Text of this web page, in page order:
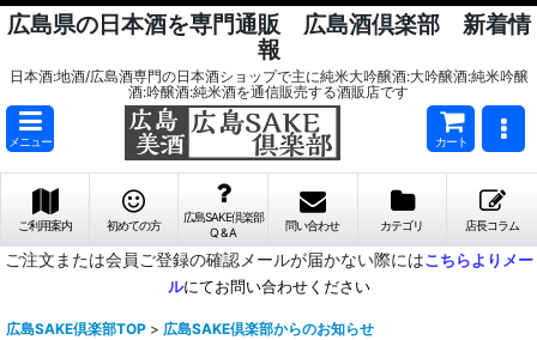
広島県の日本酒を専門通販 広島酒倶楽部 新着情
報
日本酒:地酒/広島酒専門の日本酒ショップで主に純米大吟醸酒:大吟醸酒:純米吟醸
酒:吟醸酒:純米酒を通信販売する酒販店です
メニュー カート
ご利用案内 初めての方
広島SAKE倶楽部
Q & A
問い合わせ カテゴリ 店長コラム
ご注文または会員ご登録の確認メールが届かない際にはこちらよりメー
ルにてお問い合わせください
広島SAKE倶楽部TOP > 広島SAKE倶楽部からのお知らせ